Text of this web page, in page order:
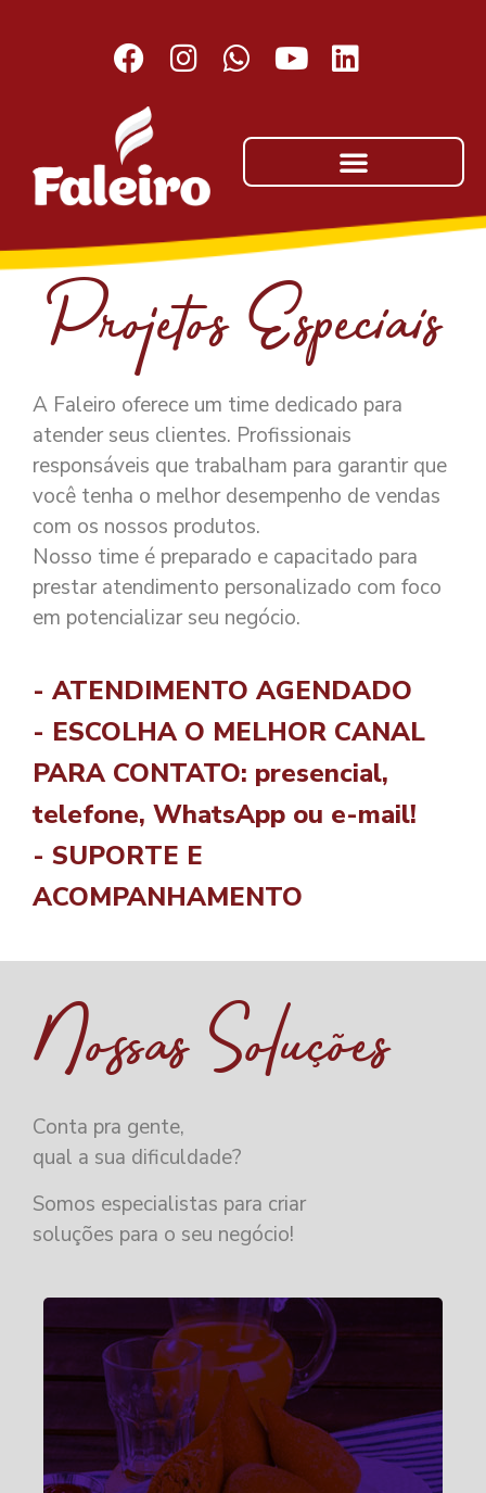
Projetos Especiais
A Faleiro oferece um time dedicado para
atender seus clientes. Profissionais
responsáveis que trabalham para garantir que
você tenha o melhor desempenho de vendas
com os nossos produtos.
Nosso time é preparado e capacitado para
prestar atendimento personalizado com foco
em potencializar seu negócio.
- ATENDIMENTO AGENDADO
- ESCOLHA O MELHOR CANAL
PARA CONTATO: presencial,
telefone, WhatsApp ou e-mail!
- SUPORTE E
ACOMPANHAMENTO
Nossas Soluções
Conta pra gente,
qual a sua dificuldade?
Somos especialistas para criar
soluções para o seu negócio!
SOLUÇÃO:
Produto PRONTO. Disponibilizamos